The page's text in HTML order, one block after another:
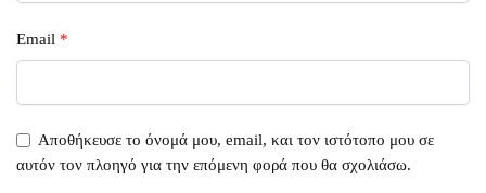
Email *
Αποθήκευσε το όνομά μου, email, και τον ιστότοπο μου σε
αυτόν τον πλοηγό για την επόμενη φορά που θα σχολιάσω.